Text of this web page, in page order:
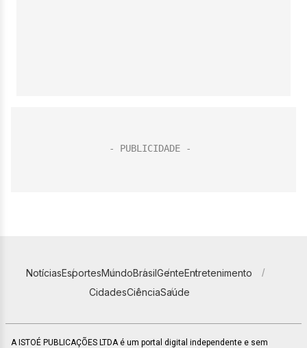
NotíciasEsportesMundoBrasilGenteEntretenimento
CidadesCiênciaSaúde
A ISTOÉ PUBLICAÇÕES LTDA é um portal digital independente e sem